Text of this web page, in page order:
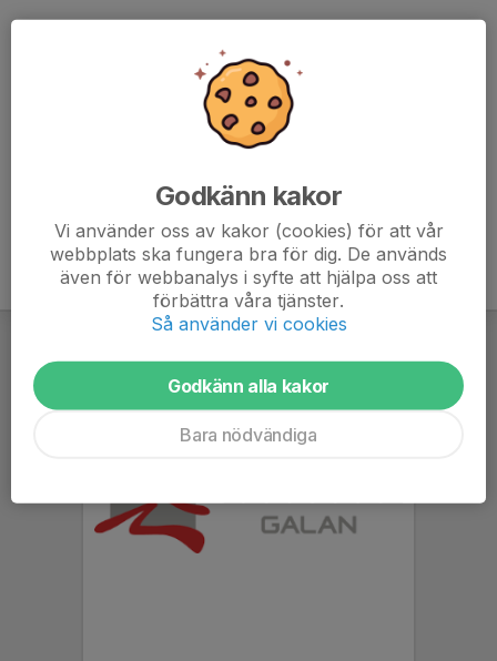
Godkänn kakor
Vi använder oss av kakor (cookies) för att vår
webbplats ska fungera bra för dig. De används
även för webbanalys i syfte att hjälpa oss att
förbättra våra tjänster.
Så använder vi cookies
Godkänn alla kakor
Bara nödvändiga